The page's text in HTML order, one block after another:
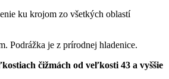
ku krojom zo všetkých oblastí
Podrážka je z prírodnej hladenice.
čižmách od veľkosti 43 a vyššie